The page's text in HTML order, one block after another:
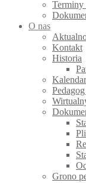
Terminy
O nas
Kontakt
Historia
Grono